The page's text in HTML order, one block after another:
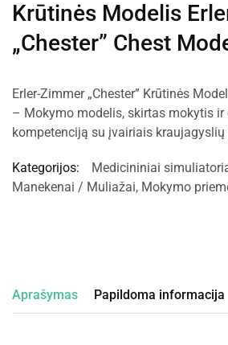
Krūtinės Modelis
„Chester” Chest
Erler-Zimmer „Chester” Krūtinės
– Mokymo modelis, skirtas mokytis ir
kompetenciją su įvairiais
Kategorijos: Medicininiai
Manekenai / Muliažai, Mokymo
Aprašymas Papildoma informacija